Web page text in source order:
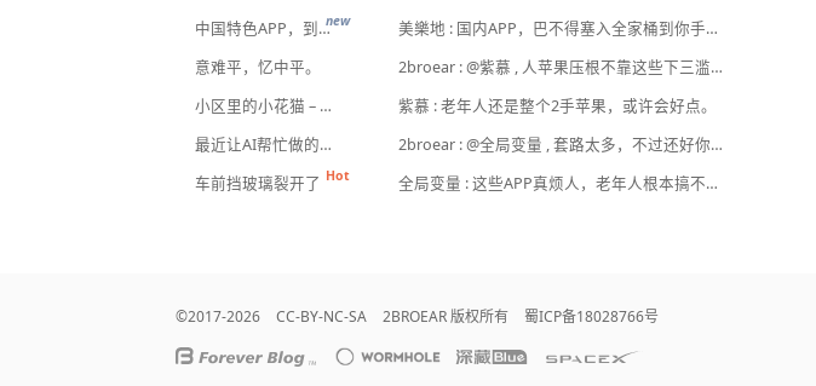
中国特色APP，到底谁来治？new
意难平，忆中平。
小区里的小花猫 – 日常记事（二百二十）
最近让AI帮忙做的一些事
车前挡玻璃裂开了
美樂地 : 国内APP，巴不得塞入全家桶到你手机，我更喜欢国外的小而美软件
2broear : @紫慕 , 人苹果压根不靠这些下三滥手段挣钱，等等又要说我大清自有国情在此了😂..
紫慕 : 老年人还是整个2手苹果，或许会好点。
2broear : @全局变量 , 套路太多，不过还好你那不是骗人的，而且给退了 [ Emoji Image ]
全局变量 : 这些APP真烦人，老年人根本搞不懂，还老偷偷开通服务，监管部门也该管管了。前些年我爸在手机上看到话费充值，说充值五十，到账两百，后来一直不到账我爸让我看看，我查询后才知道，是充值50送200话费券，每张十元。后来我给申请官方退款了。
©2017-2026 CC-BY-NC-SA 2BROEAR 版权所有 蜀ICP备18028766号